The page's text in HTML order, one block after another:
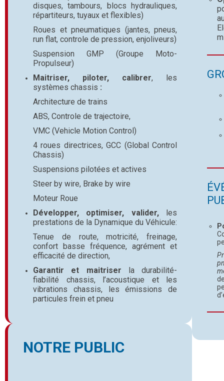
disques, tambours, blocs hydrauliques,
répartiteurs, tuyaux et flexibles)
Roues et pneumatiques (jantes, pneus,
run flat, controle de pression, enjoliveurs)
Suspension GMP (Groupe Moto-
Propulseur)
Maitriser, piloter, calibrer, les
systèmes chassis :
Architecture de trains
ABS, Controle de trajectoire,
VMC (Vehicle Motion Control)
4 roues directrices, GCC (Global Control
Chassis)
Suspensions pilotées et actives
Steer by wire, Brake by wire
Moteur Roue
Développer, optimiser, valider, les
prestations de la Dynamique du Véhicule:
Tenue de route, motricité, freinage,
confort basse fréquence, agrément et
efficacité de direction,
Garantir et maitriser la durabilité-
fiabilité chassis, l’acoustique et les
vibrations chassis, les émissions de
particules frein et pneu
NOTRE PUBLIC